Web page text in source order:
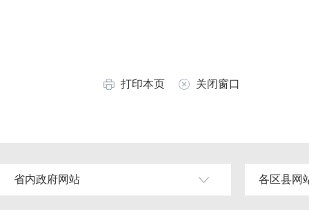
打印本页 关闭窗口
省内政府网站 各区县网